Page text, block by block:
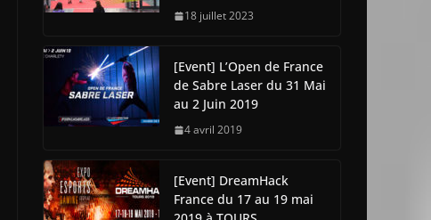
18 juillet 2023
[Event] L’Open de France
de Sabre Laser du 31 Mai
au 2 Juin 2019
4 avril 2019
[Event] DreamHack
France du 17 au 19 mai